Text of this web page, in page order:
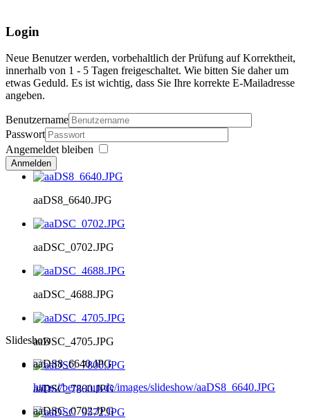
Login
Neue Benutzer werden, vorbehaltlich der Prüfung auf Korrektheit,
innerhalb von 1 - 5 Tagen freigeschaltet. Wie bitten Sie daher um
etwas Geduld. Es ist wichtig, dass Sie Ihre korrekte E-Mailadresse
angeben.
Benutzername
Passwort
Angemeldet bleiben
Anmelden
aaDS8_6640.JPG
aaDSC_0702.JPG
aaDSC_4688.JPG
aaDSC_4705.JPG
aaDSC_7800.JPG
Slideshow
aaDS8_6640.JPG
https://berg-cup.de/images/slideshow/aaDS8_6640.JPG
aaDSC_0702.JPG